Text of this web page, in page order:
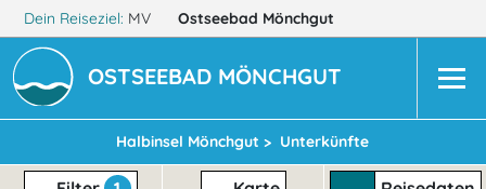
Dein Reiseziel: MV Ostseebad Mönchgut
OSTSEEBAD MÖNCHGUT
Halbinsel Mönchgut > Unterkünfte